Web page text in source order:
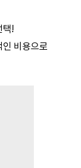
택!
비용으로